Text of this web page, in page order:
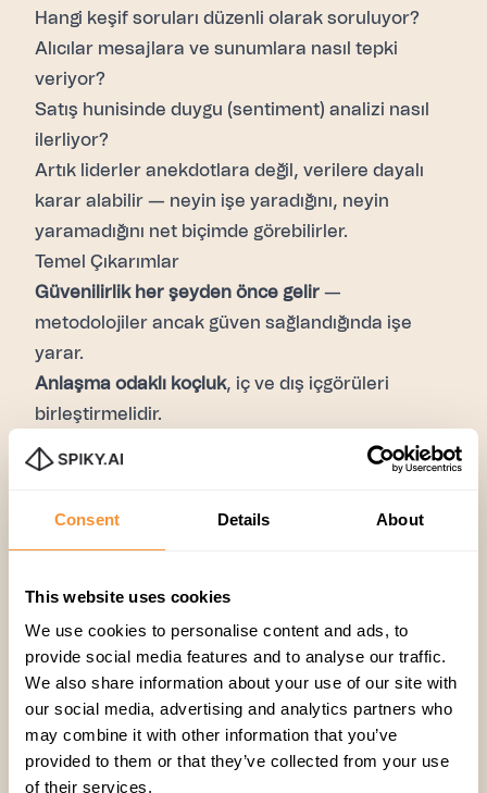
Consent Details About
This website uses cookies
We use cookies to personalise content and ads, to
provide social media features and to analyse our traffic.
We also share information about your use of our site with
our social media, advertising and analytics partners who
may combine it with other information that you’ve
provided to them or that they’ve collected from your use
of their services.
Hangi keşif soruları düzenli olarak soruluyor?
Alıcılar mesajlara ve sunumlara nasıl tepki
veriyor?
Satış hunisinde duygu (sentiment) analizi nasıl
ilerliyor?
Artık liderler anekdotlara değil, verilere dayalı
karar alabilir — neyin işe yaradığını, neyin
yaramadığını net biçimde görebilirler.
Temel Çıkarımlar
Güvenilirlik her şeyden önce gelir —
metodolojiler ancak güven sağlandığında işe
yarar.
Anlaşma odaklı koçluk, iç ve dış içgörüleri
birleştirmelidir.
Gerçek zamanlı koçluk
, özellikle yeni temsilciler
için kritik bir destektir.
görünürlük kazandırır.
Son Söz
Jack’in de özetlediği gibi, modern satış başarısı
güvenilirlik, koçluk ve ölçeklenebilirlikdengesine
dayanır.
Spiky.ai
, satış temsilcilerinin güven kazanmasını,
liderlerin etkili koçluk yapmasını ve